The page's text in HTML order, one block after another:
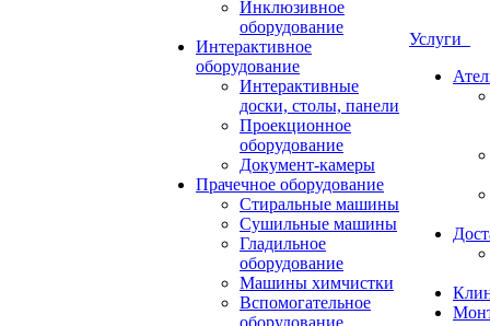
Инклюзивное
оборудование
Интерактивное
оборудование
Интерактивные
доски, столы, панели
Проекционное
оборудование
Документ-камеры
Прачечное оборудование
Стиральные машины
Сушильные машины
Гладильное
оборудование
Машины химчистки
Вспомогательное
оборудование
Услуги